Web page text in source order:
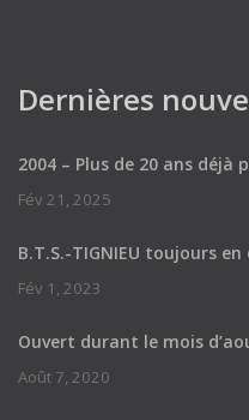
Dernières
2004 – Plus de 20 ans déjà
Fév 21, 2025
B.T.S.-TIGNIEU toujours
Fév 1, 2023
Ouvert durant le mois
Août 7, 2020